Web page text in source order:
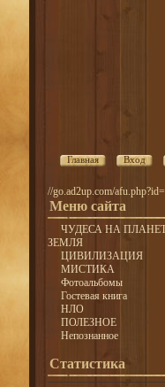
Главная Вход
//go.ad2up.com/
Меню сайта
ЧУДЕСА НА
ЗЕМЛЯ
ЦИВИЛИЗАЦИЯ
МИСТИКА
Фотоальбомы
Гостевая книга
НЛО
ПОЛЕЗНОЕ
Непознанное
Статистика